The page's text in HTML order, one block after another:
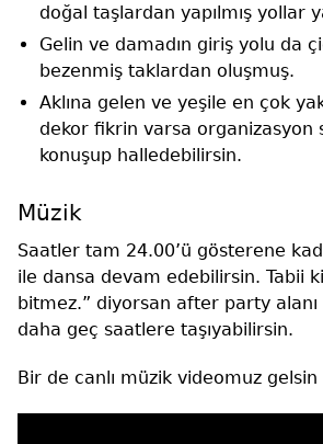
doğal taşlardan yapılmış yollar
Gelin ve damadın giriş yolu da
bezenmiş taklardan oluşmuş.
Aklına gelen ve yeşile en çok
dekor fikrin varsa organizasyon
konuşup halledebilirsin.
Müzik
Saatler tam 24.00’ü gösterene
ile dansa devam edebilirsin. Tabii
bitmez.” diyorsan after party
daha geç saatlere taşıyabilirsin.
Bir de canlı müzik videomuz